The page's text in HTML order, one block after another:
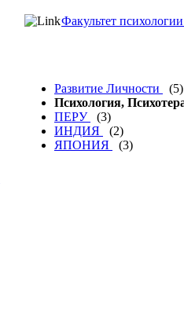
Факультет
Развитие Личности
(5)
Психология,
ПЕРУ
(3)
ИНДИЯ
(2)
ЯПОНИЯ
(3)